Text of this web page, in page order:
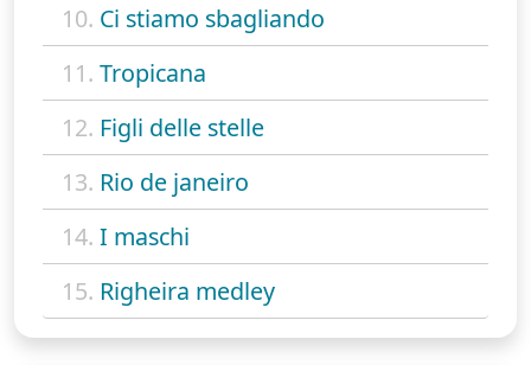
10. Ci stiamo sbagliando
11. Tropicana
12. Figli delle stelle
13. Rio de janeiro
14. I maschi
15. Righeira medley